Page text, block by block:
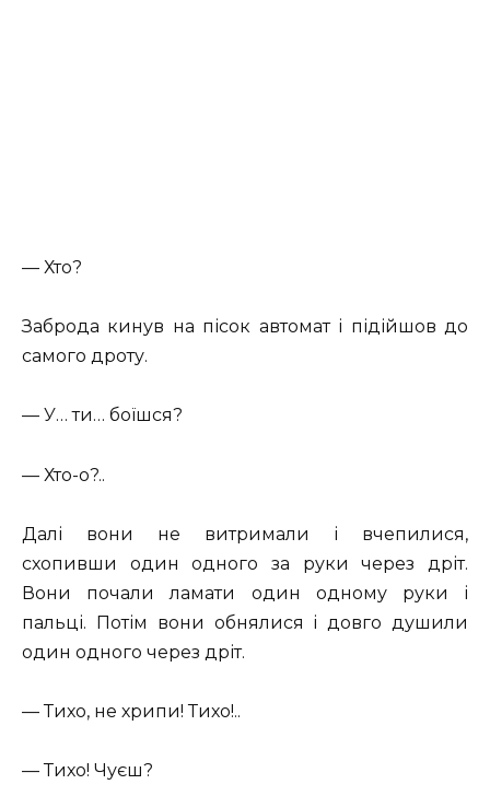
— Хто?
Заброда кинув на пісок автомат і підійшов до
самого дроту.
— У… ти… боїшся?
— Хто-о?..
Далі вони не витримали і вчепилися,
схопивши один одного за руки через дріт.
Вони почали ламати один одному руки і
пальці. Потім вони обнялися і довго душили
один одного через дріт.
— Тихо, не хрипи! Тихо!..
— Тихо! Чуєш?